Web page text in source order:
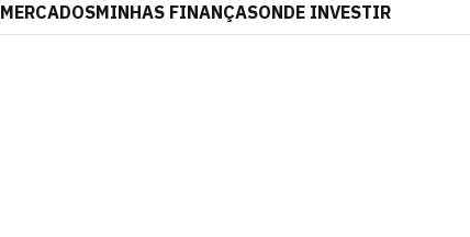
MERCADOSMINHAS FINANÇASONDE INVESTIR